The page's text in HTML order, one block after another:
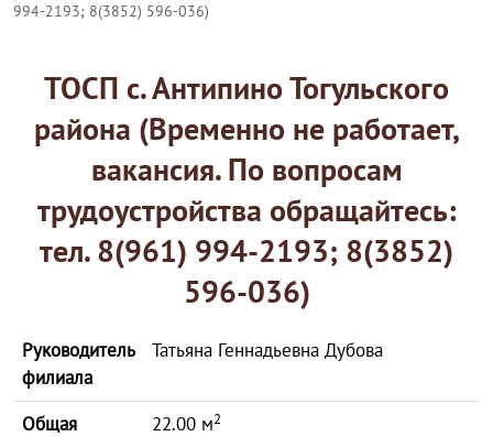
994-2193; 8(3852) 596-036)
ТОСП с. Антипино Тогульского
района (Временно не работает,
вакансия. По вопросам
трудоустройства обращайтесь:
тел. 8(961) 994-2193; 8(3852)
596-036)
Руководитель
филиала
Татьяна Геннадьевна Дубова
Общая
22.00 м2